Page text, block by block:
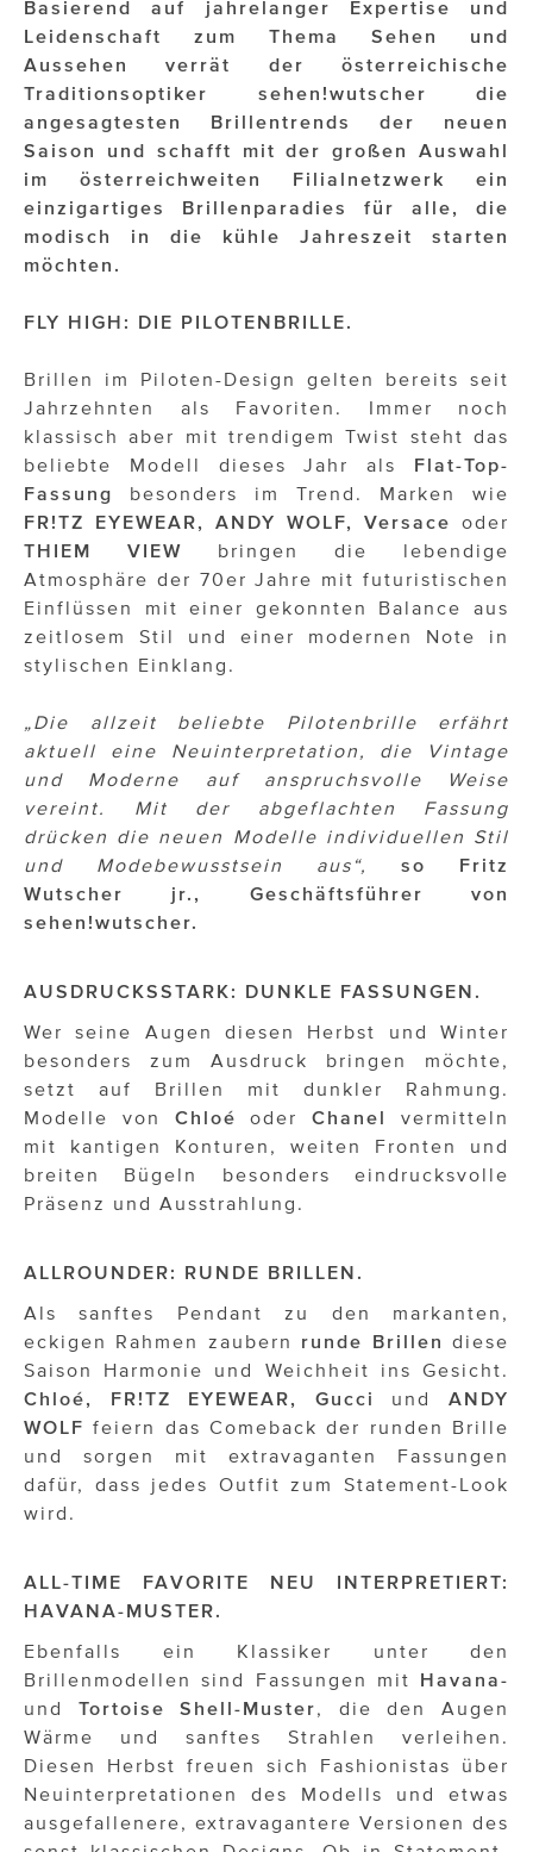
Merz Aesthetics
NEVER AGE NUTRITION
Nina Kraft – Kraft Media Minds
NORMAL
rot weiss rosé
OTTO AM DONAUKANAL
Solid & Bold
St. Peter Stiftskulinarium
Susanne Wuest
The Budims
THE GOODSTUFF
TOG Studio
VieSFF – Vienna Spanish Film Festival
ÜBER UNS
PRESS CONTACT
Basierend auf jahrelanger Expertise und
Leidenschaft zum Thema Sehen und
Aussehen verrät der österreichische
Traditionsoptiker sehen!wutscher die
angesagtesten Brillentrends der neuen
Saison und schafft mit der großen Auswahl
im österreichweiten Filialnetzwerk ein
einzigartiges Brillenparadies für alle, die
modisch in die kühle Jahreszeit starten
möchten.
FLY HIGH: DIE PILOTENBRILLE.
Brillen im Piloten-Design gelten bereits seit
Jahrzehnten als Favoriten. Immer noch
klassisch aber mit trendigem Twist steht das
beliebte Modell dieses Jahr als Flat-Top-
Fassung
besonders im Trend. Marken wie
FR!TZ EYEWEAR, ANDY WOLF, Versace
oder
THIEM VIEW bringen die lebendige
Atmosphäre der 70er Jahre mit futuristischen
Einflüssen mit einer gekonnten Balance aus
zeitlosem Stil und einer modernen Note in
stylischen Einklang.
„Die allzeit beliebte Pilotenbrille erfährt
aktuell eine Neuinterpretation, die Vintage
und Moderne auf anspruchsvolle Weise
vereint. Mit der abgeflachten Fassung
drücken die neuen Modelle individuellen Stil
und Modebewusstsein aus“,
so Fritz
Wutscher jr., Geschäftsführer von
sehen!wutscher.
AUSDRUCKSSTARK: DUNKLE FASSUNGEN.
Wer seine Augen diesen Herbst und Winter
besonders zum Ausdruck bringen möchte,
setzt auf Brillen mit dunkler Rahmung.
Modelle von Chloé oderChanel
vermitteln
mit kantigen Konturen, weiten Fronten und
breiten Bügeln besonders eindrucksvolle
Präsenz und Ausstrahlung.
ALLROUNDER: RUNDE BRILLEN.
Als sanftes Pendant zu den markanten,
eckigen Rahmen zaubern runde Brillen diese
Saison Harmonie und Weichheit ins Gesicht.
Chloé, FR!TZ EYEWEAR, Gucci
undANDY
WOLF feiern das Comeback der runden Brille
und sorgen mit extravaganten Fassungen
dafür, dass jedes Outfit zum Statement-Look
wird.
ALL-TIME FAVORITE NEU INTERPRETIERT:
HAVANA-MUSTER.
Ebenfalls ein Klassiker unter den
Brillenmodellen sind Fassungen mit Havana-
und Tortoise Shell-Muster, die den Augen
Wärme und sanftes Strahlen verleihen.
Diesen Herbst freuen sich Fashionistas über
Neuinterpretationen des Modells und etwas
ausgefallenere, extravagantere Versionen des